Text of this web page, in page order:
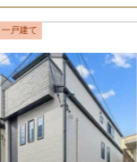
一戸建て